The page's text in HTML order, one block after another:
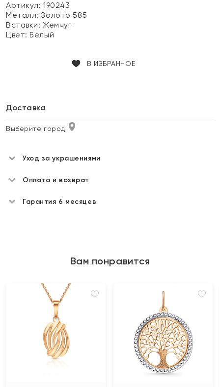
Артикул: 190243
Металл:Золото 585
Вставки:Жемчуг
Цвет:Белый
В ИЗБРАННОЕ
Доставка
Выберите город
Уход за украшениями
Оплата и возврат
Гарантия 6 месяцев
Вам понравится